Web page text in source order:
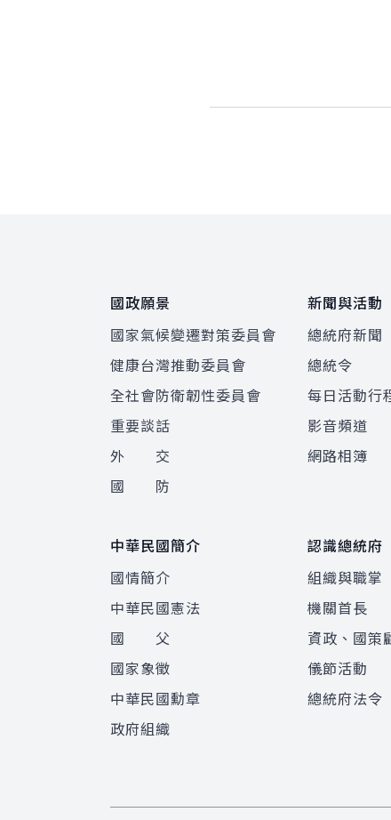
國政願景
國家氣候變遷對策委員會
健康台灣推動委員會
全社會防衛韌性委員會
重要談話
外 交
國 防
新聞與活動
總統府新聞
總統令
每日活動行
影音頻道
網路相簿
中華民國簡介
國情簡介
中華民國憲法
國 父
國家象徵
中華民國勳章
政府組織
認識總統府
組織與職掌
機關首長
資政、國策
儀節活動
總統府法令